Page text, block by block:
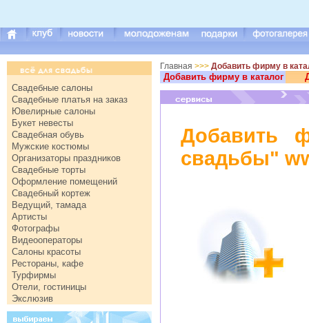
Свадебные салоны
Свадебные платья на заказ
Ювелирные салоны
Букет невесты
Свадебная обувь
Мужские костюмы
Организаторы праздников
Свадебные торты
Оформление помещений
Свадебный кортеж
Ведущий, тамада
Артисты
Фотографы
Видеооператоры
Салоны красоты
Рестораны, кафе
Турфирмы
Отели, гостиницы
Экслюзив
Главная >>> Добавить фирму в
Добавить фирму в каталог
Добавить
свадьбы"